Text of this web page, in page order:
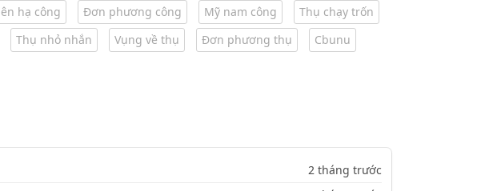
hạ công Đơn phương công Mỹ nam công
Thụ chạy trốn
Thụ nhỏ nhắn Vụng về thụ Đơn phương thụ Cbunu
2 tháng trước